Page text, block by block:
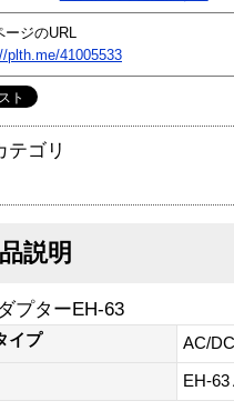
ージのURL
plth.me/41005533
テゴリ
説明
プターEH-63
イプ
AC/
EH-